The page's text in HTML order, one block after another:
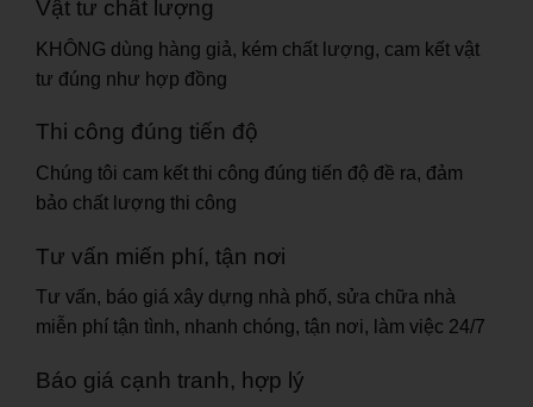
Vật tư chất lượng
KHÔNG dùng hàng giả, kém chất lượng, cam kết vật
tư đúng như hợp đồng
Thi công đúng tiến độ
Chúng tôi cam kết thi công đúng tiến độ đề ra, đảm
bảo chất lượng thi công
Tư vấn miến phí, tận nơi
Tư vấn, báo giá xây dựng nhà phố, sửa chữa nhà
miễn phí tận tình, nhanh chóng, tận nơi, làm việc 24/7
Báo giá cạnh tranh, hợp lý